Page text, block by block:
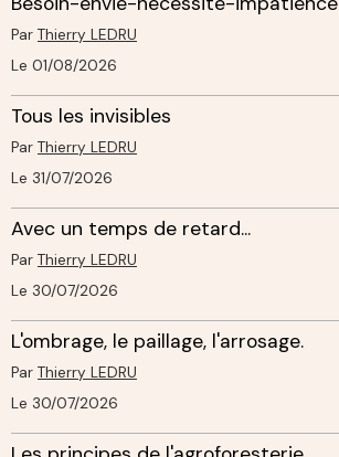
Par Thierry LEDRU
Le 01/08/2026
Tous les invisibles
Par Thierry LEDRU
Le 31/07/2026
Avec un temps de retard...
Par Thierry LEDRU
Le 30/07/2026
L'ombrage, le paillage, l'arrosage.
Par Thierry LEDRU
Le 30/07/2026